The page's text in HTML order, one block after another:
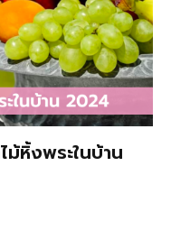
หิ้งพระในบ้าน